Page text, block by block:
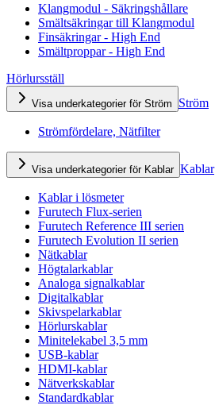
Klangmodul - Säkringshållare
Smältsäkringar till Klangmodul
Finsäkringar - High End
Smältproppar - High End
Hörlursställ
Visa underkategorier för Ström Ström
Strömfördelare, Nätfilter
Visa underkategorier för Kablar Kablar
Kablar i lösmeter
Furutech Flux-serien
Furutech Reference III serien
Furutech Evolution II serien
Nätkablar
Högtalarkablar
Analoga signalkablar
Digitalkablar
Skivspelarkablar
Hörlurskablar
Minitelekabel 3,5 mm
USB-kablar
HDMI-kablar
Nätverkskablar
Standardkablar